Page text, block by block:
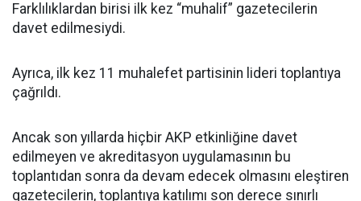
Farklılıklardan birisi ilk kez “muhalif” gazetecilerin
davet edilmesiydi.
Ayrıca, ilk kez 11 muhalefet partisinin lideri toplantıya
çağrıldı.
Ancak son yıllarda hiçbir AKP etkinliğine davet
edilmeyen ve akreditasyon uygulamasının bu
toplantıdan sonra da devam edecek olmasını eleştiren
gazetecilerin, toplantıya katılımı son derece sınırlı